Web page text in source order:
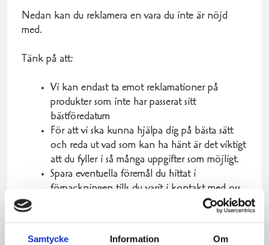
Samtycke Information Om
Nedan kan du reklamera en vara du inte är nöjd
med.
Tänk på att:
Vi kan endast ta emot reklamationer på
produkter som inte har passerat sitt
bästföredatum
För att vi ska kunna hjälpa dig på bästa sätt
och reda ut vad som kan ha hänt är det viktigt
att du fyller i så många uppgifter som möjligt.
Spara eventuella föremål du hittat i
förpackningen tills du varit i kontakt med oss
och fått instruktioner om hur vi går vidare med